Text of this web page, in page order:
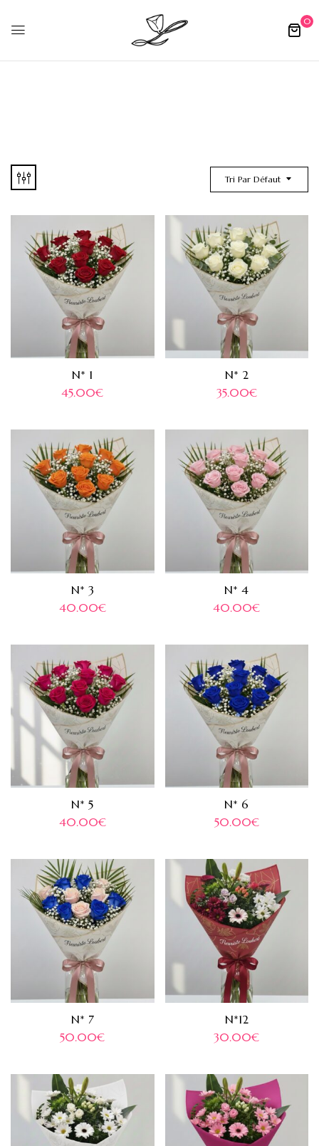
0
Tri Par Défaut
N* 1
45.00€
N* 2
35.00€
N* 3
40.00€
N* 4
40.00€
N* 5
40.00€
N* 6
50.00€
N* 7
50.00€
N*12
30.00€